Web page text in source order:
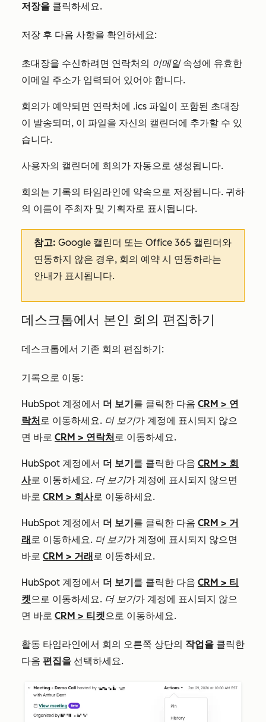
저장을 클릭하세요.
저장 후 다음 사항을 확인하세요:
초대장을 수신하려면 연락처의 이메일속성에 유효한
이메일 주소가 입력되어 있어야 합니다.
회의가 예약되면 연락처에 .ics 파일이 포함된 초대장
이 발송되며, 이 파일을 자신의 캘린더에 추가할 수 있
습니다.
사용자의 캘린더에 회의가 자동으로 생성됩니다.
회의는 기록의 타임라인에 약속으로 저장됩니다. 귀하
의 이름이 주최자 및 기획자로 표시됩니다.
참고: Google 캘린더 또는 Office 365 캘린더와
연동하지 않은 경우, 회의 예약 시 연동하라는
안내가 표시됩니다.
데스크톱에서 본인 회의 편집하기
데스크톱에서 기존 회의 편집하기:
기록으로 이동:
HubSpot 계정에서 더 보기를 클릭한 다음 CRM > 연
락처로 이동하세요. 더 보기가 계정에 표시되지 않으
면 바로 CRM > 연락처로 이동하세요.
HubSpot 계정에서 더 보기를 클릭한 다음 CRM > 회
사로 이동하세요. 더 보기가 계정에 표시되지 않으면
바로 CRM > 회사로 이동하세요.
HubSpot 계정에서 더 보기를 클릭한 다음 CRM > 거
래로 이동하세요. 더 보기가 계정에 표시되지 않으면
바로 CRM > 거래로 이동하세요.
HubSpot 계정에서 더 보기를 클릭한 다음 CRM > 티
켓으로 이동하세요. 더 보기가 계정에 표시되지 않으
면 바로 CRM > 티켓으로 이동하세요.
활동 타임라인에서 회의 오른쪽 상단의 작업을 클릭한
다음 편집을 선택하세요.